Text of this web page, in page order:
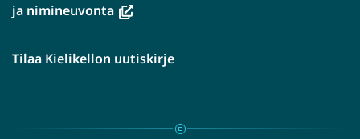
ja nimineuvonta(avautuu
ikkunaan,
palveluun)
Tilaa Kielikellon uutiskirje